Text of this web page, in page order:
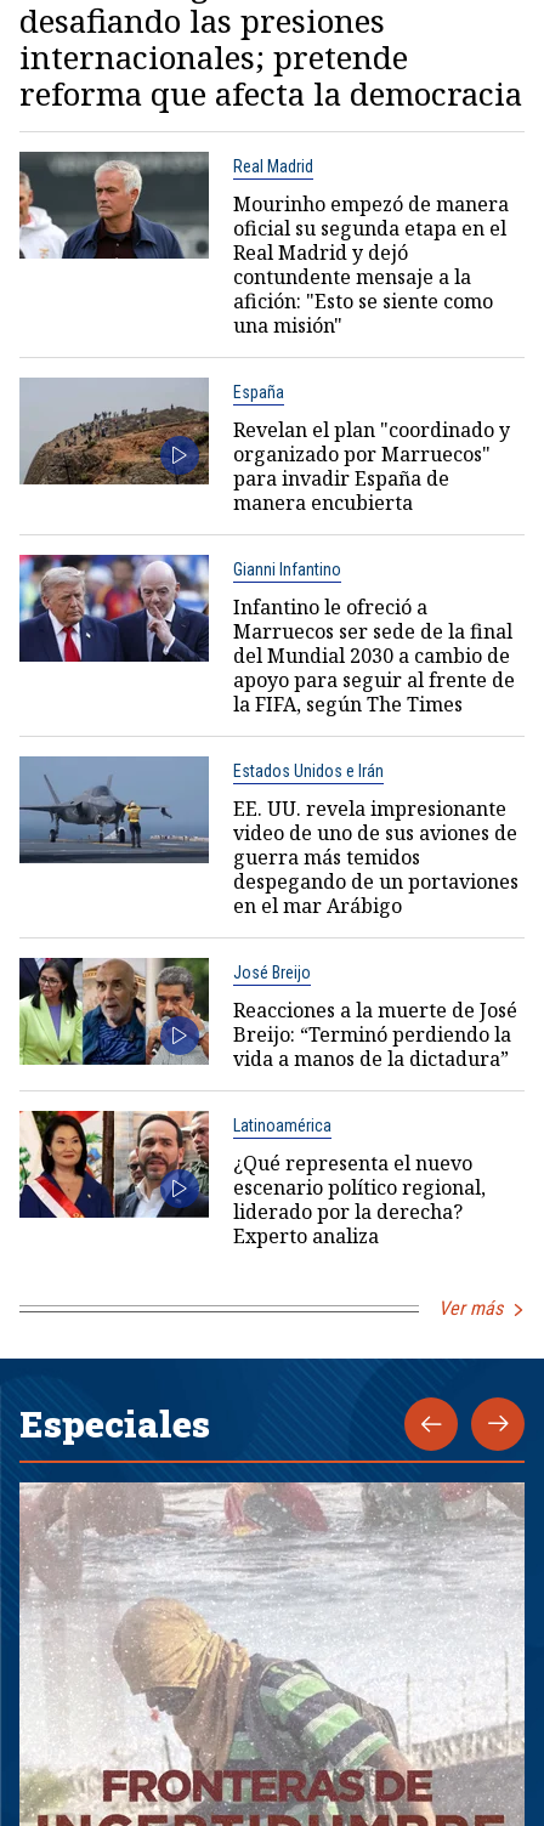
desafiando las presiones
internacionales; pretende
reforma que afecta la democracia
Real Madrid
Mourinho empezó de manera
oficial su segunda etapa en el
Real Madrid y dejó
contundente mensaje a la
afición: "Esto se siente como
una misión"
España
Revelan el plan "coordinado y
organizado por Marruecos"
para invadir España de
manera encubierta
Gianni Infantino
Infantino le ofreció a
Marruecos ser sede de la final
del Mundial 2030 a cambio de
apoyo para seguir al frente de
la FIFA, según The Times
Estados Unidos e Irán
EE. UU. revela impresionante
video de uno de sus aviones de
guerra más temidos
despegando de un portaviones
en el mar Arábigo
José Breijo
Reacciones a la muerte de José
Breijo: “Terminó perdiendo la
vida a manos de la dictadura”
Latinoamérica
¿Qué representa el nuevo
escenario político regional,
liderado por la derecha?
Experto analiza
Ver más
Especiales